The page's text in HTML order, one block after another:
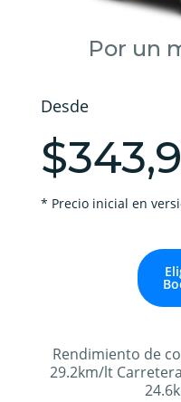
Por un
Desde
* Precio inicial en
Rendimiento de
29.2km/lt
24.6